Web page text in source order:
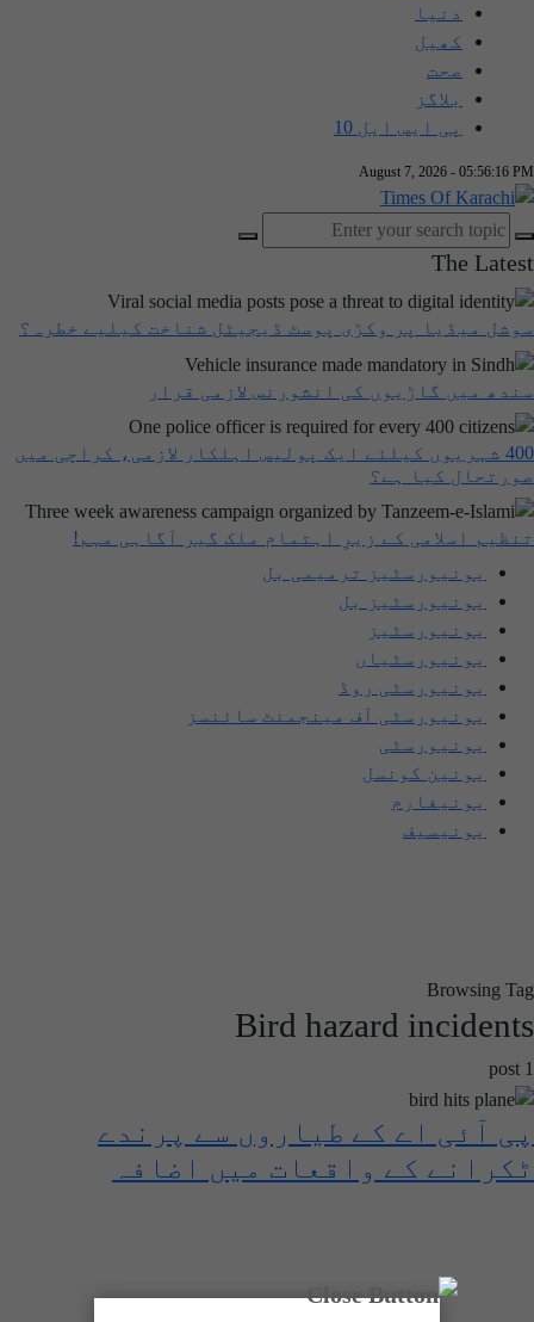
دنیا
کھیل
صحت
بلاگز
پی ایس ایل 10
August 7, 2026 - 05:56:16 PM
The Latest
سوشل میڈیا پر وکڑی پوسٹ ڈیجیٹل شناخت کیلیے خطرہ؟
سندھ میں گاڑیوں کی انشورنس لازمی قرار
400 شہریوں کیلئے ایک پولیس اہلکار لازمی، کراچی میں
صورتحال کیا ہے؟
تنظیم اسلامی کے زیرِ اہتمام ملک گیر آگاہی مہم!
یونیورسٹیز ترمیمی بل
یونیورسٹیز بل
یونیورسٹیز
یونیورسٹیاں
یونیورسٹی روڈ
یونیورسٹی آف مینجمنٹ سائنسز
یونیورسٹی
یونین کونسل
یونیفارم
یونیسیف
Browsing Tag
Bird hazard incidents
1 post
پی آئی اے کے طیاروں سے پرندے
ٹکرانے کے واقعات میں اضافہ